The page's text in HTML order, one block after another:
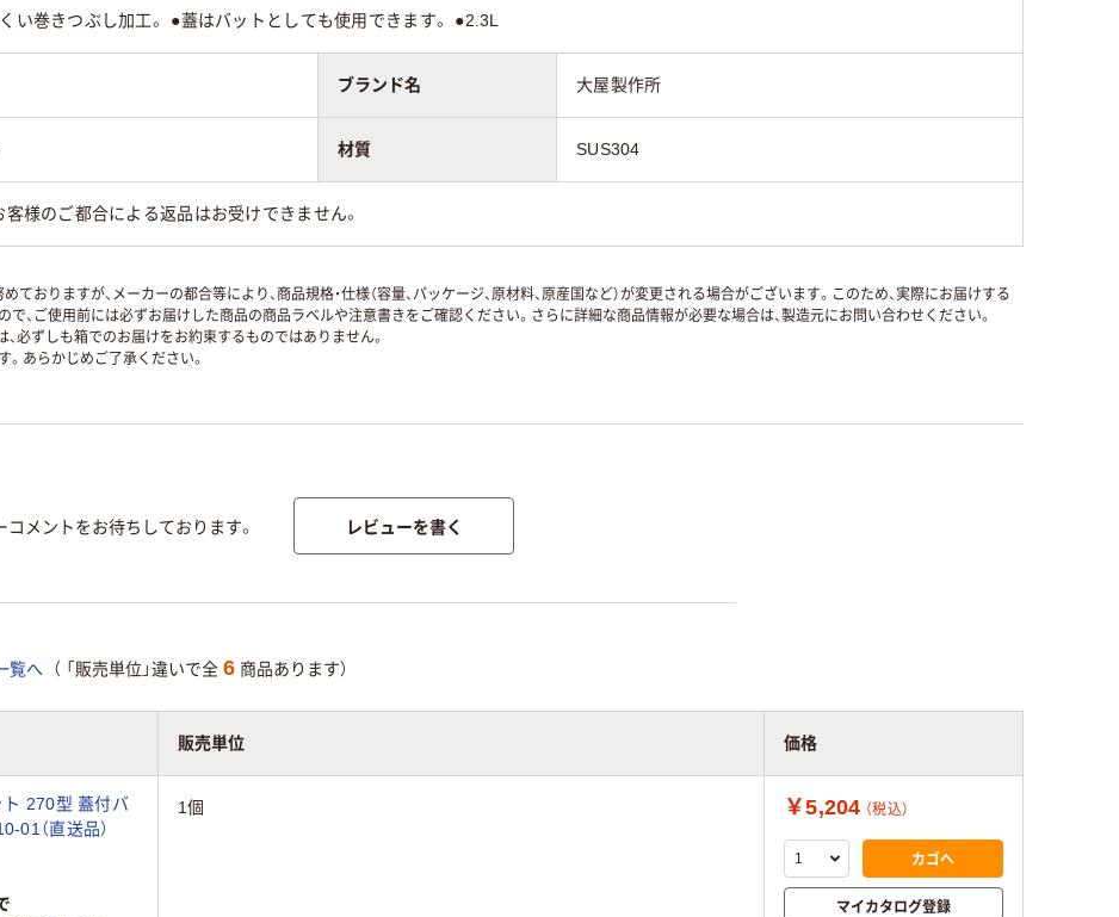
い巻きつぶし加工。 ●蓋はバットとしても使用できます。 ●2.3L
ブランド名 大屋製作所
材質 SUS304
客様のご都合による返品はお受けできません。
おりますが、メーカーの都合等により、商品規格・仕様（容量、パッケージ、原材料、原産国など）が変更される場合がございます。このため、実際にお届けする
、ご使用前には必ずお届けした商品の商品ラベルや注意書きをご確認ください。さらに詳細な商品情報が必要な場合は、製造元にお問い合わせください。
、必ずしも箱でのお届けをお約束するものではありません。
あらかじめご了承ください。
メントをお待ちしております。 レビューを書く
覧へ （ 「販売単位」違いで全 6 商品あります）
販売単位 価格
270型 蓋付バ
01（直送品）
1個 ￥5,204 （税込）
カゴへ
マイカタログ登録